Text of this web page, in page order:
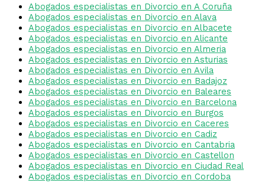
Abogados especialistas en Divorcio en A Coruña
Abogados especialistas en Divorcio en Alava
Abogados especialistas en Divorcio en Albacete
Abogados especialistas en Divorcio en Alicante
Abogados especialistas en Divorcio en Almeria
Abogados especialistas en Divorcio en Asturias
Abogados especialistas en Divorcio en Avila
Abogados especialistas en Divorcio en Badajoz
Abogados especialistas en Divorcio en Baleares
Abogados especialistas en Divorcio en Barcelona
Abogados especialistas en Divorcio en Burgos
Abogados especialistas en Divorcio en Caceres
Abogados especialistas en Divorcio en Cadiz
Abogados especialistas en Divorcio en Cantabria
Abogados especialistas en Divorcio en Castellon
Abogados especialistas en Divorcio en Ciudad Real
Abogados especialistas en Divorcio en Cordoba